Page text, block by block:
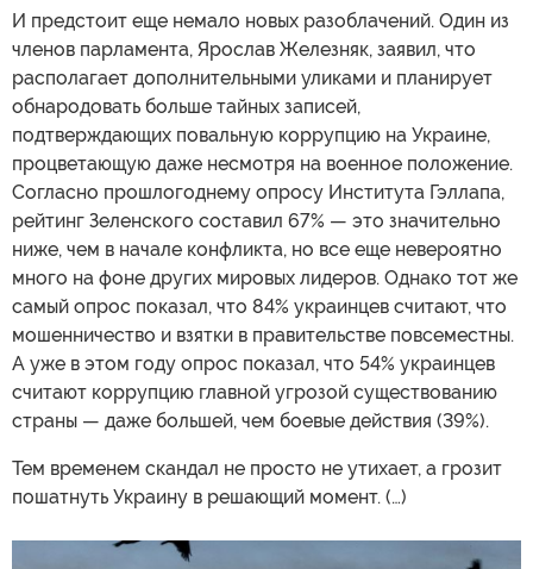
И предстоит еще немало новых разоблачений. Один из
членов парламента, Ярослав Железняк, заявил, что
располагает дополнительными уликами и планирует
обнародовать больше тайных записей,
подтверждающих повальную коррупцию на Украине,
процветающую даже несмотря на военное положение.
Согласно прошлогоднему опросу Института Гэллапа,
рейтинг Зеленского составил 67% — это значительно
ниже, чем в начале конфликта, но все еще невероятно
много на фоне других мировых лидеров. Однако тот же
самый опрос показал, что 84% украинцев считают, что
мошенничество и взятки в правительстве повсеместны.
А уже в этом году опрос показал, что 54% украинцев
считают коррупцию главной угрозой существованию
страны — даже большей, чем боевые действия (39%).
Тем временем скандал не просто не утихает, а грозит
пошатнуть Украину в решающий момент. (…)